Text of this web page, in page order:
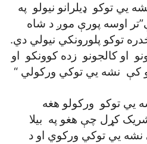
يي توکو ډيلرانو نيولو په
اوسه پورې موږ د شاه
توکو پلورونکي نيولي دي.
او کالجونو زده کوونکو او
کې نشه يي توکي ورکولي “
يي توکو ورکولو هغه
کړل چې هغو په بيلا
يي توکي ورکوي او د